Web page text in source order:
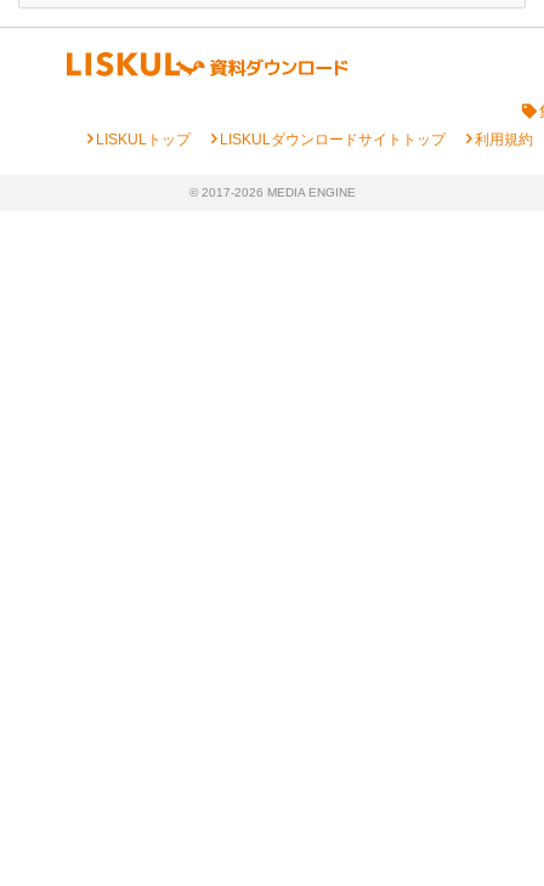
chevron_rightLISKULトップ chevron_rightLISKULダウンロードサイトトップ chevron_right利用規約
© 2017-2026 MEDIA ENGINE